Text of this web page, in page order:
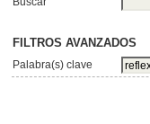
FILTROS AVANZADOS
Palabra(s) clave